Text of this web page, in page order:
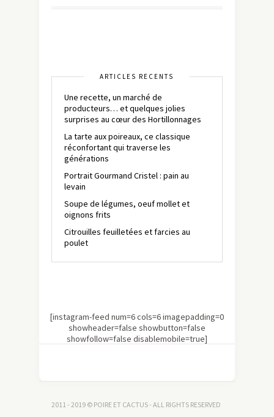
ARTICLES RÉCENTS
Une recette, un marché de
producteurs… et quelques jolies
surprises au cœur des Hortillonnages
La tarte aux poireaux, ce classique
réconfortant qui traverse les
générations
Portrait Gourmand Cristel : pain au
levain
Soupe de légumes, oeuf mollet et
oignons frits
Citrouilles feuilletées et farcies au
poulet
[instagram-feed num=6 cols=6 imagepadding=0
showheader=false showbutton=false
showfollow=false disablemobile=true]
2011 - 2019 © POIRE ET CACTUS - ALL RIGHTS RESERVED